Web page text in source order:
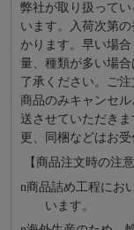
弊社が取り扱って
います。入荷次第
かります。早い場
量、種類が多い場
了承ください。ご
商品のみキャンセ
送させていただき
更、同梱などはお受
【商品注文時の注
n商品詰め⼯程にお
います。